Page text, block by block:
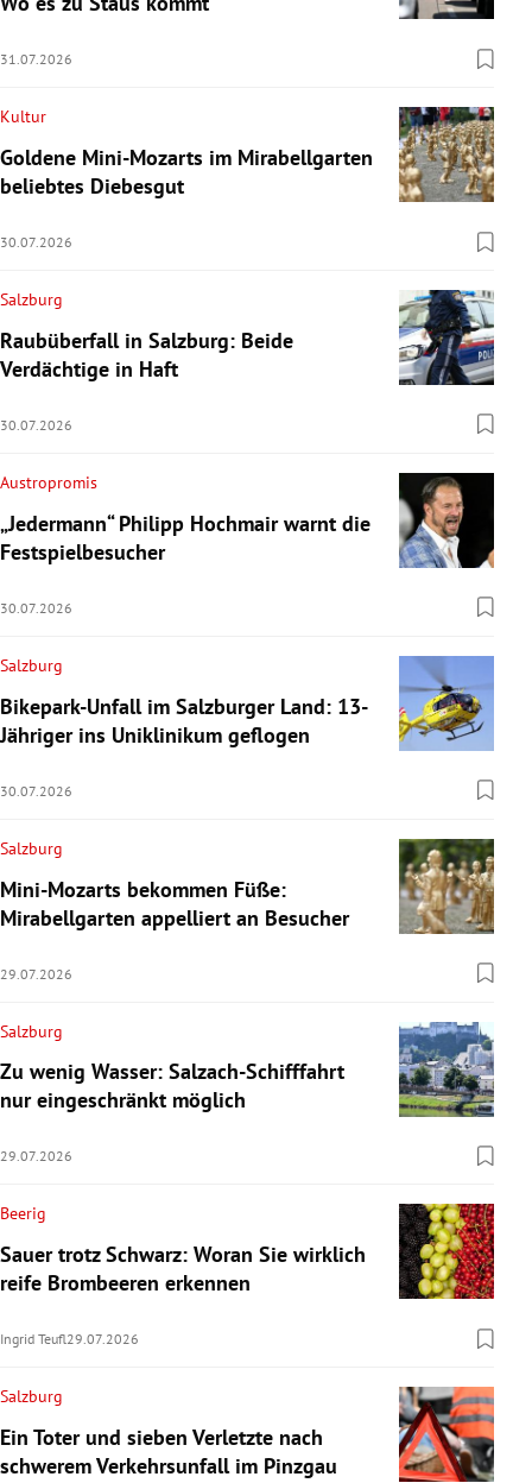
31.07.2026
Kultur
Goldene Mini-Mozarts im Mirabellgarten
beliebtes Diebesgut
30.07.2026
Salzburg
Raubüberfall in Salzburg: Beide
Verdächtige in Haft
30.07.2026
Austropromis
„Jedermann“ Philipp Hochmair warnt die
Festspielbesucher
30.07.2026
Salzburg
Bikepark-Unfall im Salzburger Land: 13-
Jähriger ins Uniklinikum geflogen
30.07.2026
Salzburg
Mini-Mozarts bekommen Füße:
Mirabellgarten appelliert an Besucher
29.07.2026
Salzburg
Zu wenig Wasser: Salzach-Schifffahrt
nur eingeschränkt möglich
29.07.2026
Beerig
Sauer trotz Schwarz: Woran Sie wirklich
reife Brombeeren erkennen
Ingrid Teufl29.07.2026
Salzburg
Ein Toter und sieben Verletzte nach
schwerem Verkehrsunfall im Pinzgau